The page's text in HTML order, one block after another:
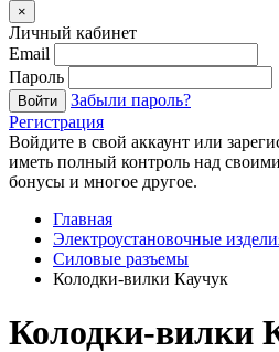
×
Личный кабинет
Email
Пароль
Войти
Забыли пароль?
Регистрация
Войдите в свой аккаунт или
иметь полный контроль над
бонусы и многое другое.
Главная
Электроустановочные
Силовые разъемы
Колодки-вилки Каучук
Колодки-вилки